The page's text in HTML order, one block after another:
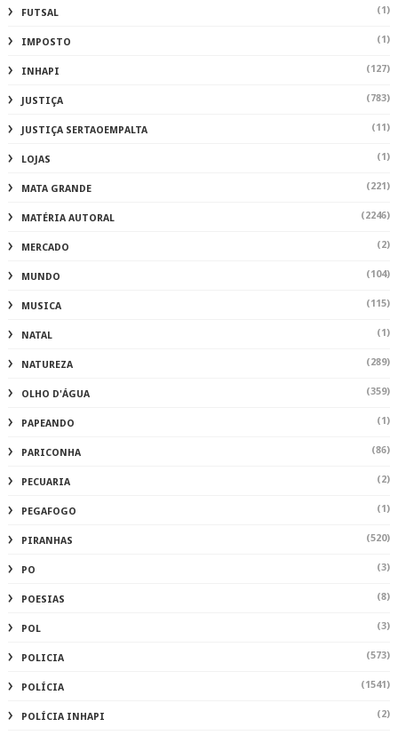
FUTSAL (1)
IMPOSTO (1)
INHAPI (127)
JUSTIÇA (783)
JUSTIÇA SERTAOEMPALTA (11)
LOJAS (1)
MATA GRANDE (221)
MATÉRIA AUTORAL (2246)
MERCADO (2)
MUNDO (104)
MUSICA (115)
NATAL (1)
NATUREZA (289)
OLHO D'ÁGUA (359)
PAPEANDO (1)
PARICONHA (86)
PECUARIA (2)
PEGAFOGO (1)
PIRANHAS (520)
PO (3)
POESIAS (8)
POL (3)
POLICIA (573)
POLÍCIA (1541)
POLÍCIA INHAPI (2)